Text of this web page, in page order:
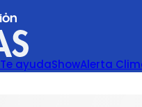
Te ayudaShowAlerta